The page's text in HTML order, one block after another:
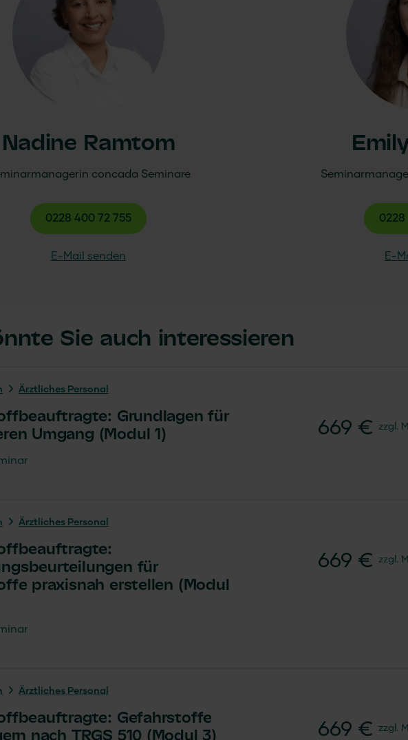
Nadine Ramtom
concada Seminare
0228 400 72 755
E-Mail senden
0228
E-
Sie auch interessieren
Ärztliches Personal
Grundlagen für
Umgang (Modul 1)
669 € zzgl.
Ärztliches Personal
für
praxisnah erstellen (Modul
669 € zzgl.
Ärztliches Personal
Gefahrstoffe
nach TRGS 510 (Modul 3)
669 € zzgl.